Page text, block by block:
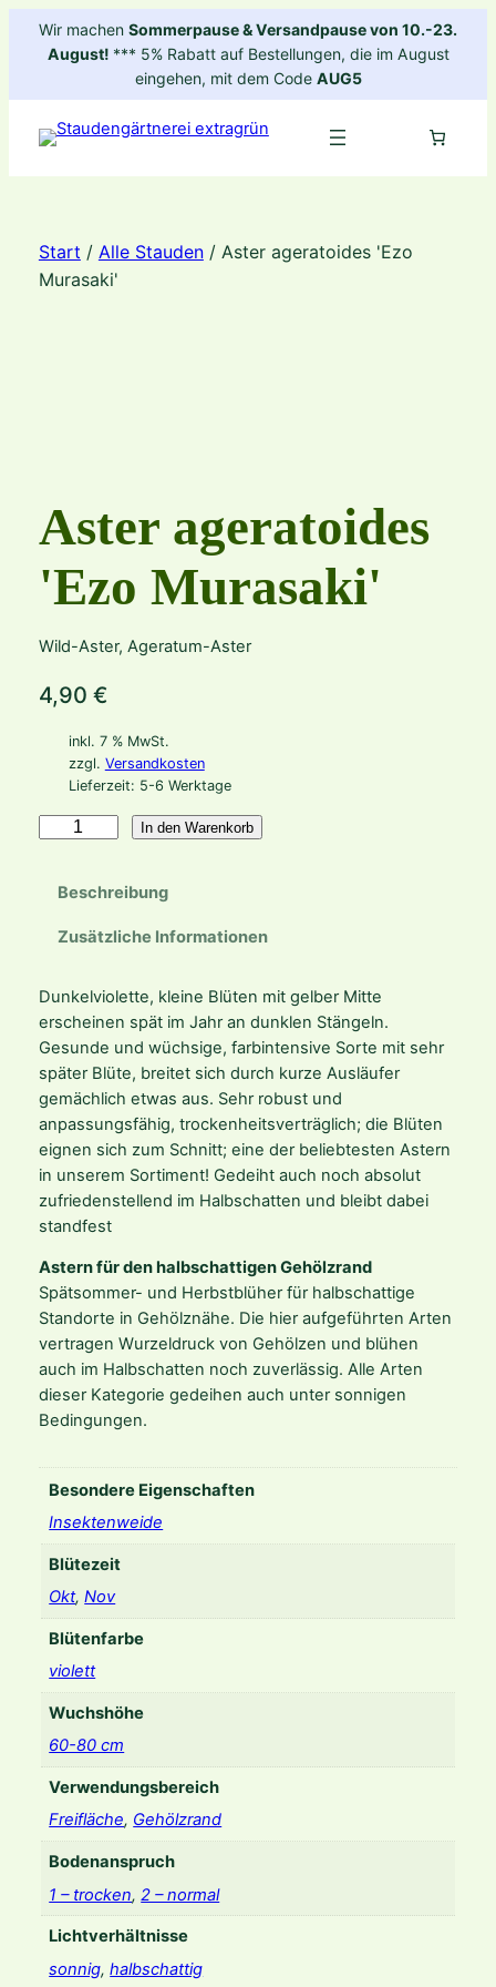
ZumWir machen Sommerpause & Versandpause von 10.-23.
August! *** 5% Rabatt auf Bestellungen, die im August
eingehen, mit dem Code AUG5
Start / Alle Stauden/ Aster ageratoides 'Ezo
Murasaki'
Aster ageratoides
'Ezo Murasaki'
Wild-Aster, Ageratum-Aster
4,90 €
inkl. 7 % MwSt.
zzgl. Versandkosten
Lieferzeit: 5-6 Werktage
e
r
a
t
o
i
d
e
s
'
E
z
o
M
u
r
a
a
M
n
In den Warenkorb
Beschreibung
Zusätzliche Informationen
Dunkelviolette, kleine Blüten mit gelber Mitte
erscheinen spät im Jahr an dunklen Stängeln.
Gesunde und wüchsige, farbintensive Sorte mit sehr
später Blüte, breitet sich durch kurze Ausläufer
gemächlich etwas aus. Sehr robust und
anpassungsfähig, trockenheitsverträglich; die Blüten
eignen sich zum Schnitt; eine der beliebtesten Astern
in unserem Sortiment! Gedeiht auch noch absolut
zufriedenstellend im Halbschatten und bleibt dabei
standfest
Astern für den halbschattigen Gehölzrand
Spätsommer- und Herbstblüher für halbschattige
Standorte in Gehölznähe. Die hier aufgeführten Arten
vertragen Wurzeldruck von Gehölzen und blühen
auch im Halbschatten noch zuverlässig. Alle Arten
dieser Kategorie gedeihen auch unter sonnigen
Bedingungen.
Besondere Eigenschaften
Insektenweide
Blütezeit
Okt,Nov
Blütenfarbe
violett
Wuchshöhe
60-80 cm
Verwendungsbereich
Freifläche, Gehölzrand
Bodenanspruch
1 – trocken, 2 – normal
Lichtverhältnisse
sonnig,halbschattig